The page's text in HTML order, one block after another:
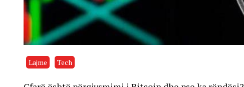
Lajme Tech